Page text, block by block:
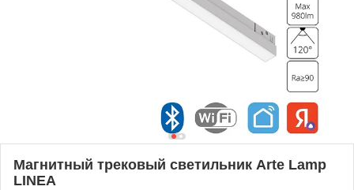
Магнитный трековый светильник Arte Lamp
LINEA